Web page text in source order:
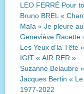
LEO FERRÉ Pour
Bruno BREL «
Maïa « Je pleure
Geneviève Racette
Les Yeux d’la Tête
IGIT « AIR RER »
Suzanne Belaubre
Jacques Bertin «
1977-2022